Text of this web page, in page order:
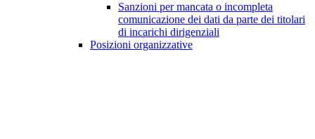
Sanzioni per mancata o incompleta
comunicazione dei dati da parte dei titolari
di incarichi dirigenziali
Posizioni organizzative